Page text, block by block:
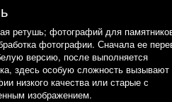
ретушь; фотографий для
фотографии. Сначала ее
версию, после выполняется
здесь особую сложность вызывают
низкого качества или старые с
изображением.